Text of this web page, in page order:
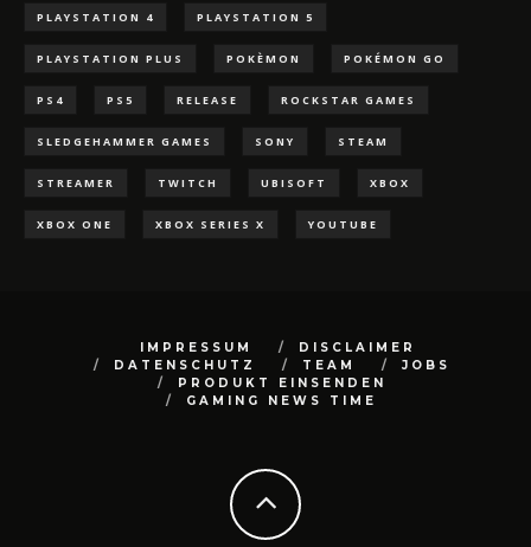
PLAYSTATION 4 PLAYSTATION 5
PLAYSTATION PLUS POKÈMON POKÉMON GO
PS4 PS5 RELEASE ROCKSTAR GAMES
SLEDGEHAMMER GAMES SONY STEAM
STREAMER TWITCH UBISOFT XBOX
XBOX ONE XBOX SERIES X YOUTUBE
IMPRESSUM
DISCLAIMER
DATENSCHUTZ
TEAM
JOBS
PRODUKT EINSENDEN
GAMING NEWS TIME